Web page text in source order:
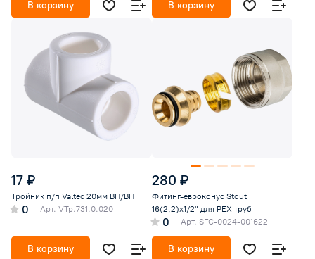
В корзину В корзину
17 ₽
Тройник п/п Valtec 20мм ВП/ВП
0 Арт. VTp.731.0.020
В корзину
280 ₽
Фитинг-евроконус Stout
16(2,2)х1/2" для PEX труб
0 Арт. SFC-0024-001622
В корзину